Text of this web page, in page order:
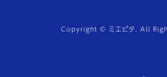
Copyright © ミエピタ. All